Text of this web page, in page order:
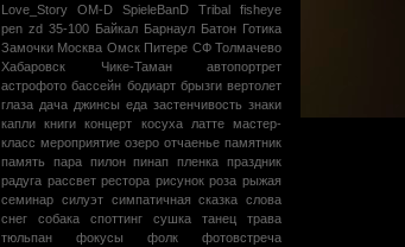
Love_Story
OM-D SpieleBanD Tribal
fisheye
pen zd 35-100 Байкал Барнаул Батон Готика
Замочки Москва Омск Питере СФ Толмачево
Хабаровск
Чике-Таман
автопортрет
астрофото бассейн бодиарт брызги вертолет
глаза дача джинсы еда застенчивость знаки
капли
книги концерт косуха латте
мастер-
класс мероприятие озеро отчаенье памятник
память
пара пилон пинап пленка праздник
радуга рассвет рестора рисунок роза рыжая
семинар силуэт симпатичная сказка слова
снег
собака споттинг сушка танец
трава
тюльпан
фокусы фолк
фотовстреча